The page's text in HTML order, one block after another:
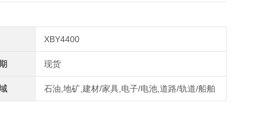
XBY4400
现货
石油,地矿,建材/家具,电子/电池,道路/轨道/船舶